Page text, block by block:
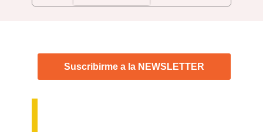
Suscribirme a la NEWSLETTER